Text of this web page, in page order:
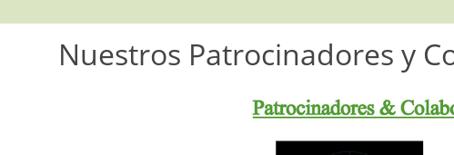
Nuestros Patrocinadores y